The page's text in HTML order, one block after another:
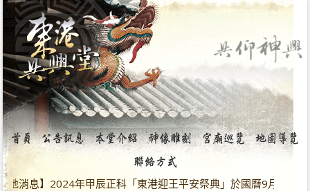
】2024年甲辰正科「東港迎王平安祭典」於國曆9月28日～10